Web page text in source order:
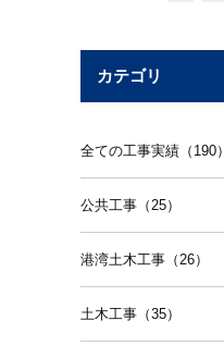
カテゴリ
全ての工事実績（190）
公共工事（25）
港湾土木工事（26）
土木工事（35）